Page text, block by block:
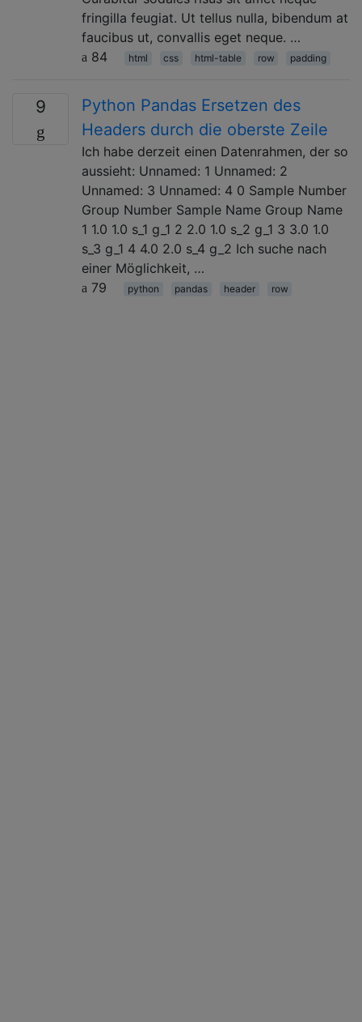
fringilla feugiat. Ut tellus nulla, bibendum at
faucibus ut, convallis eget neque. …
84
html css html-table row padding
9
Python Pandas Ersetzen des
Headers durch die oberste Zeile
Ich habe derzeit einen Datenrahmen, der so
aussieht: Unnamed: 1 Unnamed: 2
Unnamed: 3 Unnamed: 4 0 Sample Number
Group Number Sample Name Group Name
1 1.0 1.0 s_1 g_1 2 2.0 1.0 s_2 g_1 3 3.0 1.0
s_3 g_1 4 4.0 2.0 s_4 g_2 Ich suche nach
einer Möglichkeit, …
79
python pandas header row